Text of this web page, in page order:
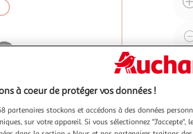
à coeur de protéger vos données !
partenaires stockons et accédons à des données
sur votre appareil. Si vous sélectionnez "J'accepte",